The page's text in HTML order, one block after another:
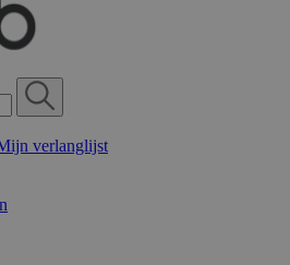
verlanglijst